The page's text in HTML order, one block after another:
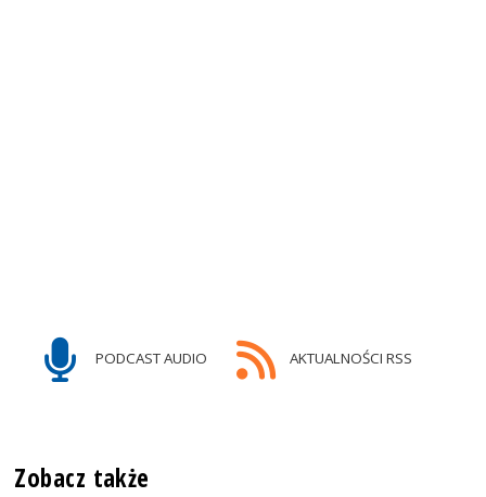
PODCAST AUDIO AKTUALNOŚCI RSS
Zobacz także